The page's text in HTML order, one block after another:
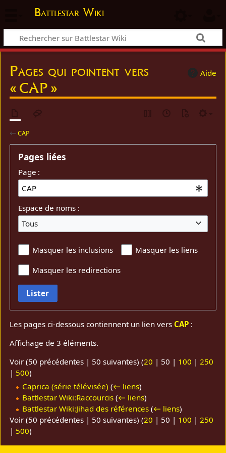
Battlestar Wiki
Aide
Pages qui pointent vers
« CAP »
←CAP
Pages liées
Page :
Espace de noms :
Tous
Masquer les inclusions
Masquer les liens
Masquer les redirections
Lister
Les pages ci-dessous contiennent un lien vers CAP :
Affichage de 3 éléments.
Voir (50 précédentes | 50 suivantes) (20 | 50 | 100 |250
| 500)
Caprica (série télévisée) (← liens)
Battlestar Wiki:Raccourcis (← liens)
Battlestar Wiki:Jihad des références (← liens)
Voir (50 précédentes | 50 suivantes) (20 | 50 | 100 | 250
| 500)